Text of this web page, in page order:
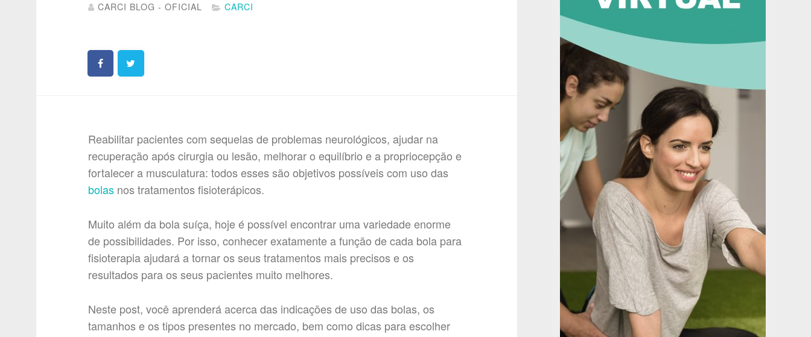
CARCI BLOG - OFICIAL CARCI
Reabilitar pacientes com sequelas de problemas neurológicos, ajudar na
recuperação após cirurgia ou lesão, melhorar o equilíbrio e a propriocepção e
fortalecer a musculatura: todos esses são objetivos possíveis com uso das
bolas nos tratamentos fisioterápicos.
Muito além da bola suíça, hoje é possível encontrar uma variedade enorme
de possibilidades. Por isso, conhecer exatamente a função de cada bola para
fisioterapia ajudará a tornar os seus tratamentos mais precisos e os
resultados para os seus pacientes muito melhores.
Neste post, você aprenderá acerca das indicações de uso das bolas, os
tamanhos e os tipos presentes no mercado, bem como dicas para escolher